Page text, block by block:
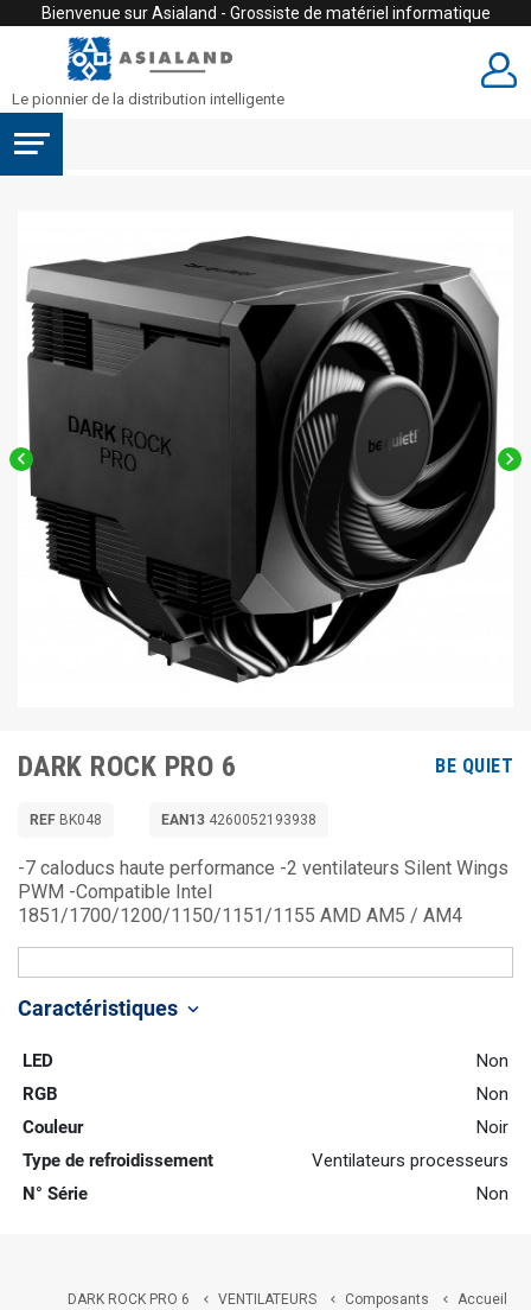
Bienvenue sur Asialand - Grossiste de matériel informatique
Le pionnier de la distribution intelligente
 
DARK ROCK PRO 6 BE QUIET
REF BK048 EAN13 4260052193938
-7 caloducs haute performance -2 ventilateurs Silent Wings
PWM -Compatible Intel
1851/1700/1200/1150/1151/1155 AMD AM5 / AM4
Caractéristiques keyboard_arrow_down
LED
Non
RGB
Non
Couleur
Noir
Type de refroidissement
Ventilateurs processeurs
N° Série
Non
Accueil

Composants

VENTILATEURS

DARK ROCK PRO 6